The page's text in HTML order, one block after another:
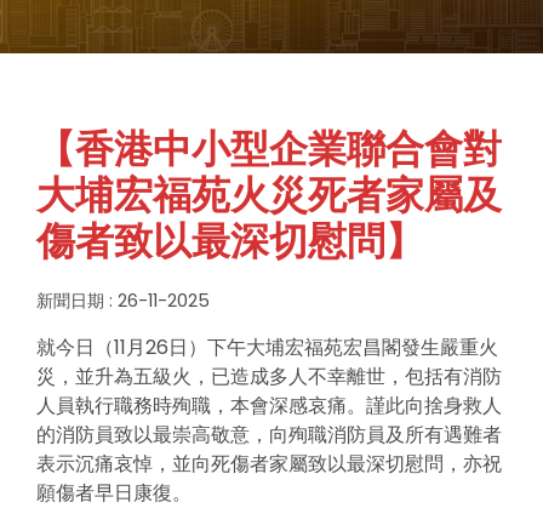
【香港中小型企業聯合會對
大埔宏福苑火災死者家屬及
傷者致以最深切慰問】
新聞日期 : 26-11-2025
就今日（11月26日）下午大埔宏福苑宏昌閣發生嚴重火
災，並升為五級火，已造成多人不幸離世，包括有消防
人員執行職務時殉職，本會深感哀痛。謹此向捨身救人
的消防員致以最崇高敬意，向殉職消防員及所有遇難者
表示沉痛哀悼，並向死傷者家屬致以最深切慰問，亦祝
願傷者早日康復。